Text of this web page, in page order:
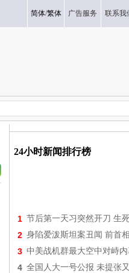
简体/繁体 广告服务 联系我
24小时新闻排行榜
1 节后第一天习突然开刀 生
2 身陷爱泼斯坦案丑闻 前首
3 中美战机群最大空中对峙
4 全国人大一号公报 未提张